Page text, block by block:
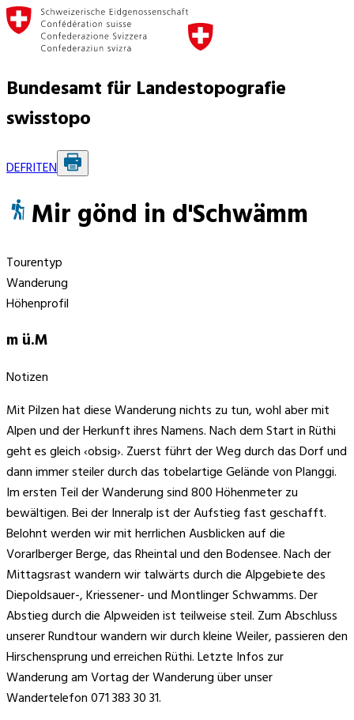
Bundesamt für Landestopografie
swisstopo
DEFRITEN
Mir gönd in d'Schwämm
Tourentyp
Wanderung
Höhenprofil
m ü.M
Notizen
Mit Pilzen hat diese Wanderung nichts zu tun, wohl aber mit
Alpen und der Herkunft ihres Namens. Nach dem Start in Rüthi
geht es gleich ‹obsig›. Zuerst führt der Weg durch das Dorf und
dann immer steiler durch das tobelartige Gelände von Planggi.
Im ersten Teil der Wanderung sind 800 Höhenmeter zu
bewältigen. Bei der Inneralp ist der Aufstieg fast geschafft.
Belohnt werden wir mit herrlichen Ausblicken auf die
Vorarlberger Berge, das Rheintal und den Bodensee. Nach der
Mittagsrast wandern wir talwärts durch die Alpgebiete des
Diepoldsauer-, Kriessener- und Montlinger Schwamms. Der
Abstieg durch die Alpweiden ist teilweise steil. Zum Abschluss
unserer Rundtour wandern wir durch kleine Weiler, passieren den
Hirschensprung und erreichen Rüthi. Letzte Infos zur
Wanderung am Vortag der Wanderung über unser
Wandertelefon 071 383 30 31.